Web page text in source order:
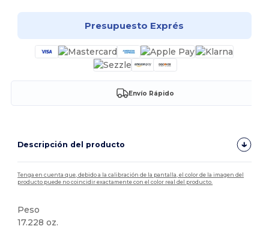
Presupuesto Exprés
Envío Rápido
Descripción del producto
Tenga en cuenta que, debido a la calibración de la pantalla, el color de la imagen del
producto puede no coincidir exactamente con el color real del producto.
Peso
17.228 oz.